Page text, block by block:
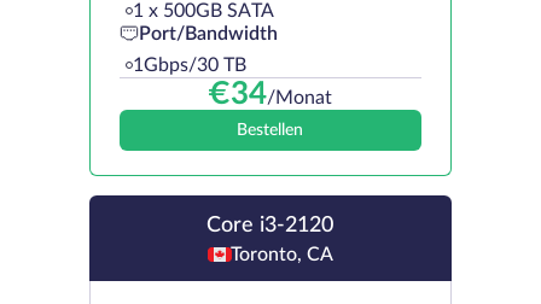
1 х 500GB SATA
Port/Bandwidth
1Gbps/30 TB
€34/Monat
Bestellen
Core i3-2120
Toronto, CA